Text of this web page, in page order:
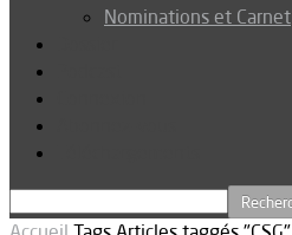
Nominations et Carnet